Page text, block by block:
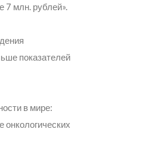
7 млн. рублей».
показателей
в мире:
онкологических